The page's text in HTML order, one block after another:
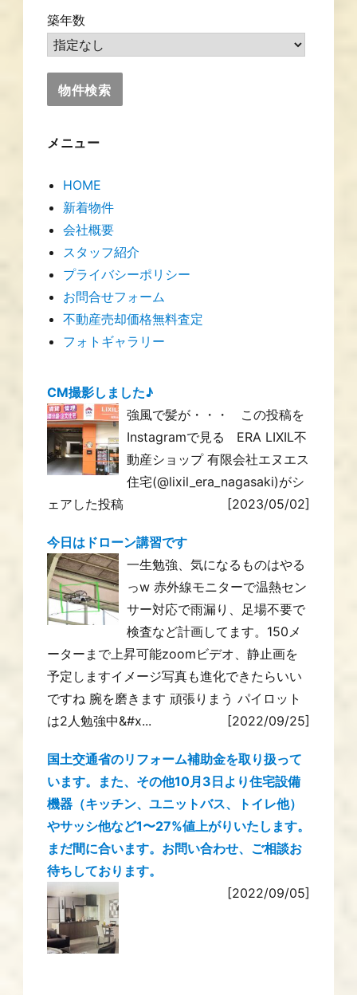
築年数
メニュー
HOME
新着物件
会社概要
スタッフ紹介
プライバシーポリシー
お問合せフォーム
不動産売却価格無料査定
フォトギャラリー
CM撮影しました♪
強風で髪が・・・ この投稿を
Instagramで見る ERA LIXIL不
動産ショップ 有限会社エヌエス
住宅(@lixil_era_nagasaki)がシ
ェアした投稿
[2023/05/02]
今日はドローン講習です
一生勉強、気になるものはやる
っw 赤外線モニターで温熱セン
サー対応で雨漏り、足場不要で
検査など計画してます。150メ
ーターまで上昇可能zoomビデオ、静止画を
予定しますイメージ写真も進化できたらいい
ですね 腕を磨きます 頑張りまう パイロット
は2人勉強中&#x...
[2022/09/25]
国土交通省のリフォーム補助金を取り扱って
います。また、その他10月3日より住宅設備
機器（キッチン、ユニットバス、トイレ他）
やサッシ他など1〜27%値上がりいたします。
まだ間に合います。お問い合わせ、ご相談お
待ちしております。
[2022/09/05]